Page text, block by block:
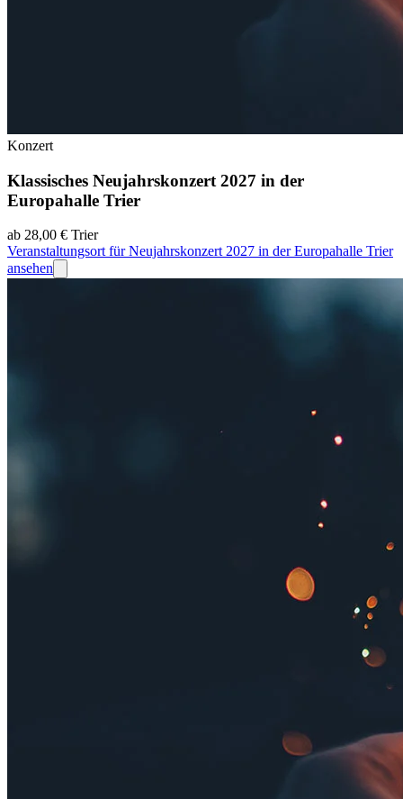
Konzert
Klassisches Neujahrskonzert 2027 in der
Europahalle Trier
ab 28,00 € Trier
Veranstaltungsort für Neujahrskonzert 2027 in der Europahalle Trier
ansehen